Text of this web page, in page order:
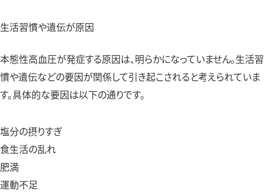
生活習慣や遺伝が原因
本態性高血圧が発症する原因は、明らかになっていません。生活習
慣や遺伝などの要因が関係して引き起こされると考えられていま
す。具体的な要因は以下の通りです。
塩分の摂りすぎ
食生活の乱れ
肥満
運動不足